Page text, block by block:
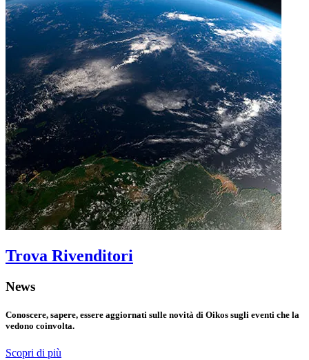
Trova Rivenditori
News
Conoscere, sapere, essere aggiornati sulle novità di Oikos sugli eventi che la
vedono coinvolta.
Scopri di più